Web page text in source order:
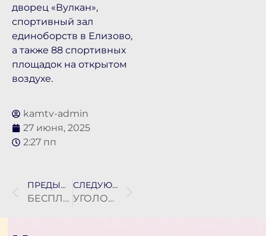
дворец «Вулкан»,
спортивный зал
единоборств в Елизово,
а также 88 спортивных
площадок на открытом
воздухе.
kamtv-admin
27 июня, 2025
2:27 пп
ПРЕДЫДУЩАЯ НОВОСТЬ
БЕСПЛАТНУЮ ЮРИДИЧЕСКУЮ ПОМОЩЬ СЕГОДНЯ ОКАЖУТ КАМЧАТЦАМ
СЛЕДУЮЩАЯ НОВОСТЬ
УГОЛОВНОЕ ДЕЛО ВОЗБУДИЛИ ПО ФАКТУ НАПАДЕНИЯ СОБАК НА ЖЕНЩИНУ С РЕБЁНКОМ В ПОСЁЛКЕ РЫБАЧЬЕМ